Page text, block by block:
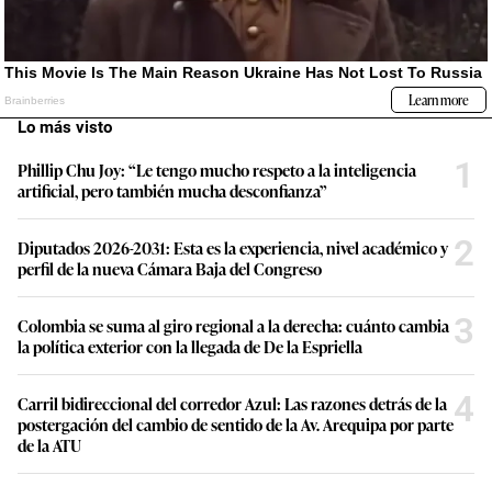
Lo más visto
Phillip Chu Joy: “Le tengo mucho respeto a la inteligencia
artificial, pero también mucha desconfianza”
1
Diputados 2026-2031: Esta es la experiencia, nivel académico y
perfil de la nueva Cámara Baja del Congreso
2
Colombia se suma al giro regional a la derecha: cuánto cambia
la política exterior con la llegada de De la Espriella
3
Carril bidireccional del corredor Azul: Las razones detrás de la
postergación del cambio de sentido de la Av. Arequipa por parte
de la ATU
4